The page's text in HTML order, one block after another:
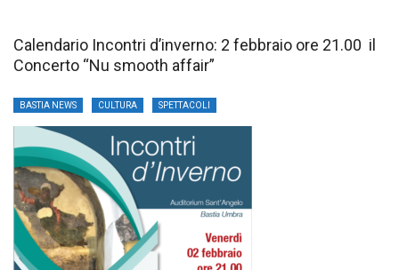
Calendario Incontri d’inverno: 2 febbraio ore 21.00 il
Concerto “Nu smooth affair”
BASTIA NEWS CULTURA SPETTACOLI